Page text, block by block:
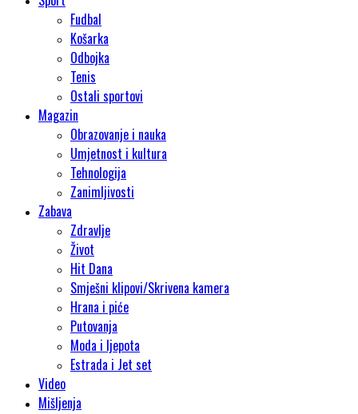
Fudbal
Košarka
Odbojka
Tenis
Ostali sportovi
Magazin
Obrazovanje i nauka
Umjetnost i kultura
Tehnologija
Zanimljivosti
Zabava
Zdravlje
Život
Hit Dana
Smješni klipovi/Skrivena kamera
Hrana i piće
Putovanja
Moda i ljepota
Estrada i Jet set
Video
Mišljenja